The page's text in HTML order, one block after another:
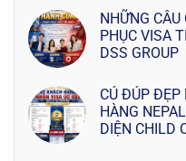
NHỮNG CÂU
PHỤC VISA
DSS GROUP
CÚ ĐÚP ĐẸP
HÀNG
DIỆN CHILD